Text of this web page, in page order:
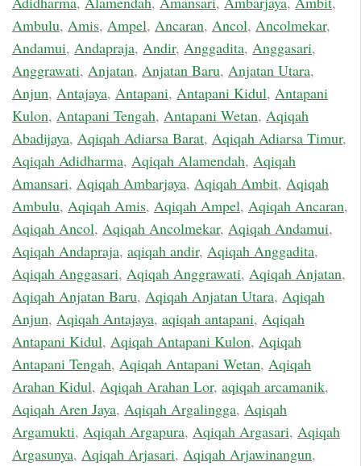
Ambulu, Amis, Ampel, Ancaran, Ancol, Ancolmekar,
Andamui, Andapraja, Andir, Anggadita, Anggasari,
Anggrawati, Anjatan, Anjatan Baru, Anjatan Utara,
Anjun, Antajaya, Antapani, Antapani Kidul, Antapani
Kulon, Antapani Tengah, Antapani Wetan, Aqiqah
Abadijaya, Aqiqah Adiarsa Barat, Aqiqah Adiarsa Timur,
Aqiqah Adidharma, Aqiqah Alamendah, Aqiqah
Amansari, Aqiqah Ambarjaya, Aqiqah Ambit, Aqiqah
Ambulu, Aqiqah Amis, Aqiqah Ampel, Aqiqah Ancaran,
Aqiqah Ancol, Aqiqah Ancolmekar, Aqiqah Andamui,
Aqiqah Andapraja, aqiqah andir, Aqiqah Anggadita,
Aqiqah Anggasari, Aqiqah Anggrawati, Aqiqah Anjatan,
Aqiqah Anjatan Baru, Aqiqah Anjatan Utara, Aqiqah
Anjun, Aqiqah Antajaya, aqiqah antapani, Aqiqah
Antapani Kidul, Aqiqah Antapani Kulon, Aqiqah
Antapani Tengah, Aqiqah Antapani Wetan, Aqiqah
Arahan Kidul, Aqiqah Arahan Lor, aqiqah arcamanik,
Aqiqah Aren Jaya, Aqiqah Argalingga, Aqiqah
Argamukti, Aqiqah Argapura, Aqiqah Argasari, Aqiqah
Argasunya, Aqiqah Arjasari, Aqiqah Arjawinangun,